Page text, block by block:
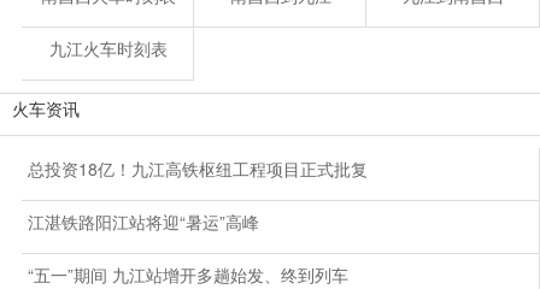
九江火车时刻表
火车资讯
总投资18亿！九江高铁枢纽工程项目正式批复
江湛铁路阳江站将迎“暑运”高峰
“五一”期间 九江站增开多趟始发、终到列车